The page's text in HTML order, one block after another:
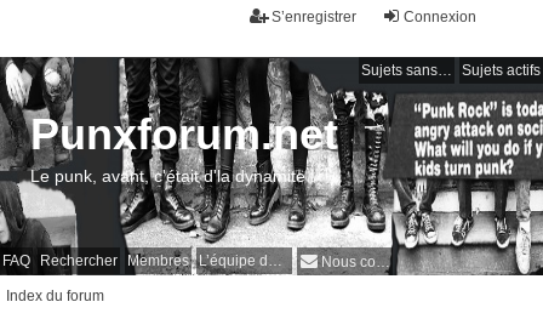
Connexion
S’enregistrer
Sujets sans réponse Sujets actifs
FAQ Rechercher Membres L’équipe du forum Nous contacter
Punxforum.net
Le punk, avant, c'était d'la dynamite !
Index du forum